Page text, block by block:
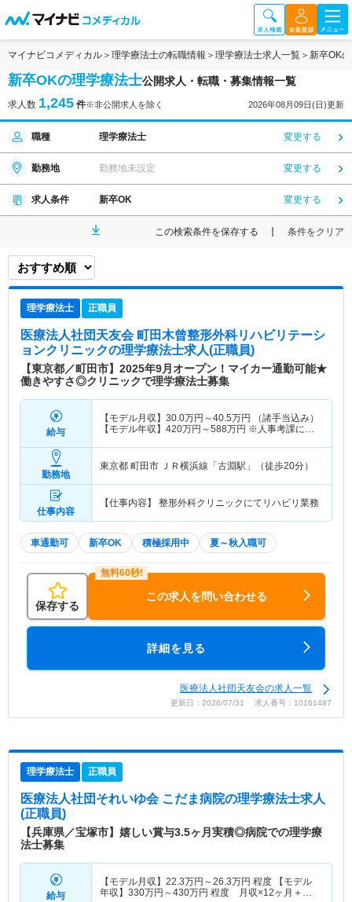
マイナビコメディカル 理学療法士の転職情報 理学療法士求人一覧 新卒OK
新卒OKの理学療法士公開求人・転職・募集情報一覧
求人数 1,245 件※非公開求人を除く 2026年08月09日(日)更新
職種 理学療法士 変更する
勤務地 勤務地未設定 変更する
求人条件 新卒OK 変更する
この検索条件を保存する 条件をクリア
理学療法士 正職員
医療法人社団天友会 町田木曾整形外科リハビリテーシ
ョンクリニックの理学療法士求人(正職員)
【東京都／町田市】2025年9月オープン！マイカー通勤可能★
働きやすさ◎クリニックで理学療法士募集
給与
【モデル月収】 30.0万円～40.5万円
（諸手当込み）
【モデル年収】 420万円～588万円 ※人事考課によ
勤務地
東京都 町田市 ＪＲ横浜線「古淵駅」（徒歩20分）
仕事内容
【仕事内容】 整形外科クリニックにてリハビリ業務
車通勤可 新卒OK 積極採用中 夏～秋入職可
保存する
この求人を問い合わせる
詳細を見る
医療法人社団天友会の求人一覧
更新日：2026/07/31 求人番号：10161487
理学療法士 正職員
医療法人社団それいゆ会 こだま病院の理学療法士求人
(正職員)
【兵庫県／宝塚市】嬉しい賞与3.5ヶ月実積◎病院での理学療
法士募集
給与
【モデル月収】 22.3万円～26.3万円 程度 【モデル
年収】 330万円～430万円 程度 月収×12ヶ月＋賞